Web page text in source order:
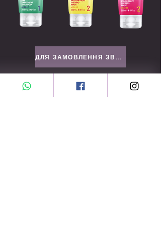
ДЛЯ ЗАМОВЛЕННЯ ЗВЕРНІТЬСЯ